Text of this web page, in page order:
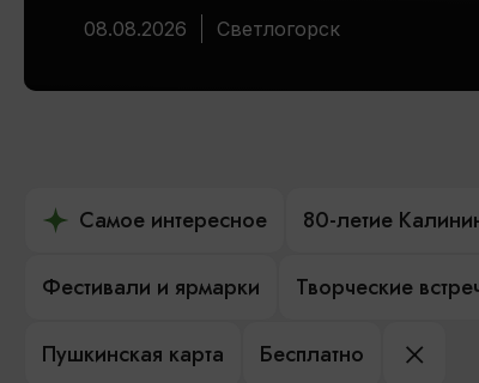
08.08.2026 Светлогорск
Самое интересное 80-летие
Фестивали и ярмарки Творческие
Пушкинская карта Бесплатно